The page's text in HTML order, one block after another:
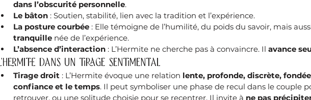
dans l’obscurité personnelle.
Le bâton : Soutien, stabilité, lien avec la tradition et l’expérience.
La posture courbée : Elle témoigne de l’humilité, du poids du savoir, mais
tranquille née de l’expérience.
L’absence d’interaction : L’Hermite ne cherche pas à convaincre. Il avance
L’Hermite dans un tirage sentimental
Tirage droit : L’Hermite évoque une relation lente, profonde, discrète,
confiance et le temps. Il peut symboliser une phase de recul dans le couple
retrouver, ou une solitude choisie pour se recentrer. Il invite à ne pas